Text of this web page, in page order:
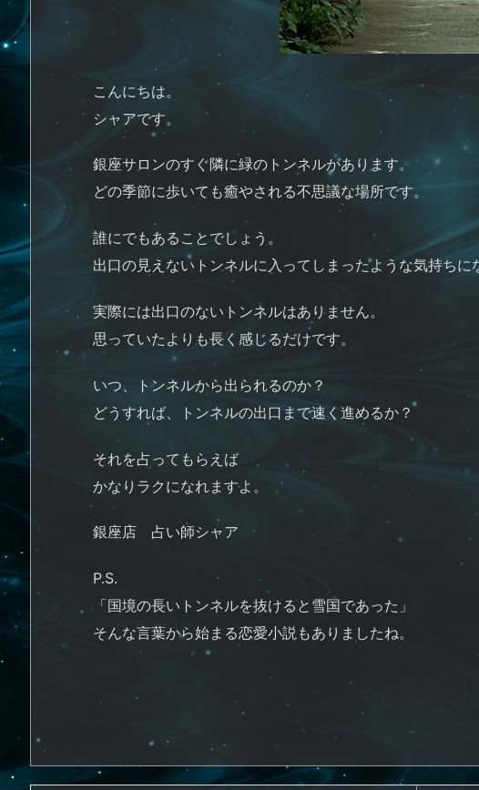
こんにちは。
シャアです。
銀座サロンのすぐ隣に緑のトンネルがあります。
どの季節に歩いても癒やされる不思議な場所です。
誰にでもあることでしょう。
出口の見えないトンネルに入ってしまったような気持ちに
実際には出口のないトンネルはありません。
思っていたよりも長く感じるだけです。
いつ、トンネルから出られるのか？
どうすれば、トンネルの出口まで速く進めるか？
それを占ってもらえば
かなりラクになれますよ。
銀座店 占い師シャア
P.S.
「国境の長いトンネルを抜けると雪国であった」
そんな言葉から始まる恋愛小説もありましたね。